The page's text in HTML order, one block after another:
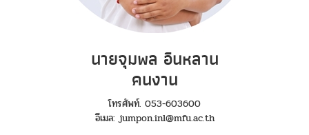
นายจุมพล อินหลาน
คนงาน
โทรศัพท์. 053-603600
อีเมล: jumpon.inl@mfu.ac.th